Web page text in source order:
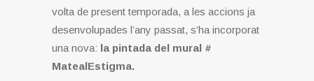
volta de present temporada, a les accions ja
desenvolupades l’any passat, s’ha incorporat
una nova: la pintada del mural #
MatealEstigma.